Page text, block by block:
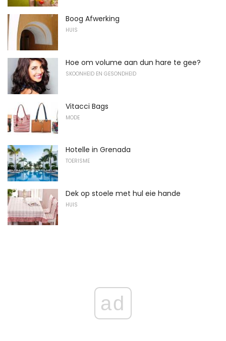
Boog Afwerking
HUIS
Hoe om volume aan dun hare te gee?
SKOONHEID EN GESONDHEID
Vitacci Bags
MODE
Hotelle in Grenada
TOERISME
Dek op stoele met hul eie hande
HUIS
ad